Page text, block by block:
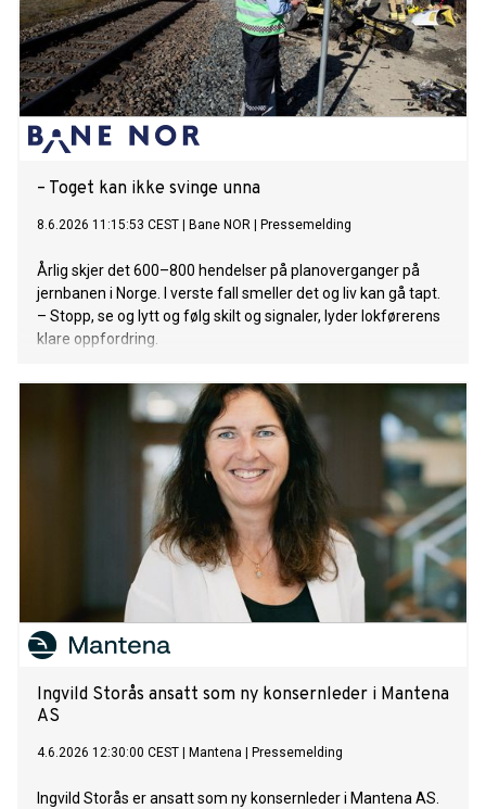
– Toget kan ikke svinge unna
8.6.2026 11:15:53 CEST Bane NOR Pressemelding
Årlig skjer det 600–800 hendelser på planoverganger på
jernbanen i Norge. I verste fall smeller det og liv kan gå tapt.
– Stopp, se og lytt og følg skilt og signaler, lyder lokførerens
klare oppfordring.
Ingvild Storås ansatt som ny konsernleder i Mantena
AS
4.6.2026 12:30:00 CEST Mantena Pressemelding
Ingvild Storås er ansatt som ny konsernleder i Mantena AS.